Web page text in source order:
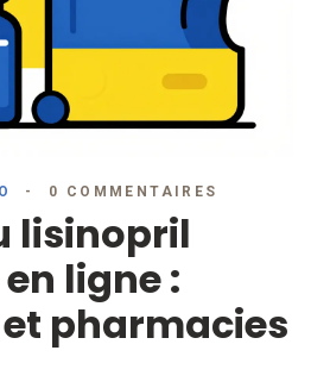
0 COMMENTAIRES
lisinopril
ligne :
pharmacies